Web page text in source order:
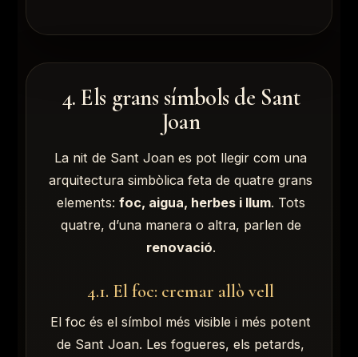
4. Els grans símbols de Sant
Joan
La nit de Sant Joan es pot llegir com una
arquitectura simbòlica feta de quatre grans
elements: foc, aigua, herbes i llum. Tots
quatre, d’una manera o altra, parlen de
renovació.
4.1. El foc: cremar allò vell
El foc és el símbol més visible i més potent
de Sant Joan. Les fogueres, els petards,